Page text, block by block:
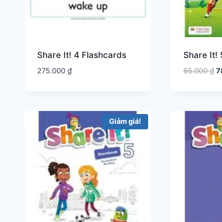
Share It! 4 Flashcards
275.000 ₫
Share It!
85.000₫
Giảm giá!